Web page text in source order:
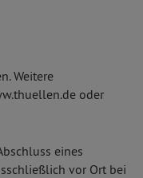
Weitere
oder
eines
vor Ort bei